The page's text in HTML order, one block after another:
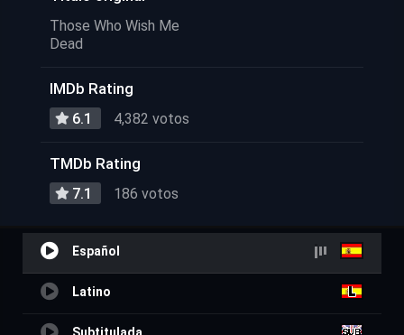
Those Who Wish Me
Dead
IMDb Rating
6.1 4,382 votos
TMDb Rating
7.1 186 votos
Español
Latino